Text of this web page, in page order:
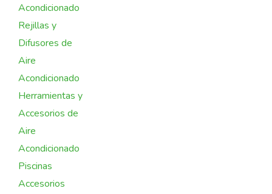
Acondicionado
Rejillas y
Difusores de
Aire
Acondicionado
Herramientas y
Accesorios de
Aire
Acondicionado
Piscinas
Accesorios